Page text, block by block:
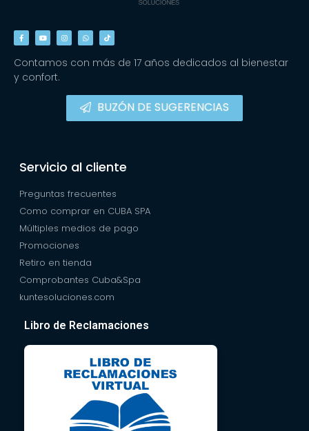
Contamos con más de 17 años dedicados al bienestar
y confort.
BUZÓN DE SUGERENCIAS
Servicio al cliente
Preguntas frecuentes
Como comprar en CUBA SPA
Múltiples medios de pago
Promociones
Retiro en tienda
Comprobantes Cuba&Spa
kuntesoluciones.com
Libro de Reclamaciones